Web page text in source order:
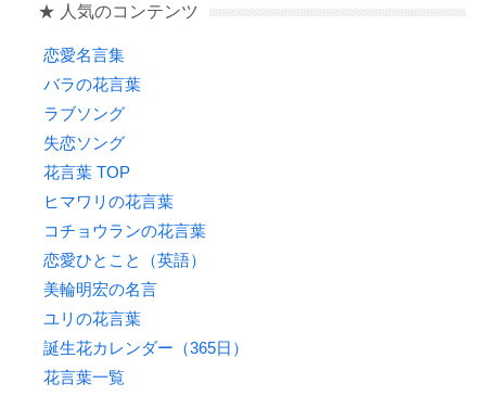
k
★ 人気のコンテンツ
恋愛名言集
バラの花言葉
ラブソング
失恋ソング
花言葉 TOP
ヒマワリの花言葉
コチョウランの花言葉
恋愛ひとこと（英語）
美輪明宏の名言
ユリの花言葉
誕生花カレンダー（365日）
花言葉一覧